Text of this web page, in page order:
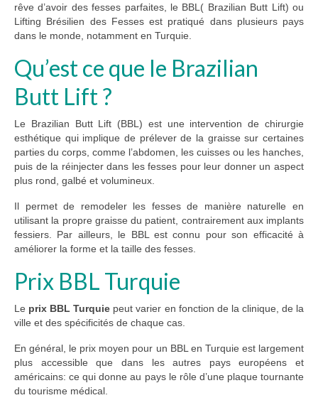
rêve d’avoir des fesses parfaites, le BBL( Brazilian Butt Lift) ou
Lifting Brésilien des Fesses est pratiqué dans plusieurs pays
dans le monde, notamment en Turquie.
Qu’est ce que le Brazilian
Butt Lift ?
Le Brazilian Butt Lift (BBL) est une intervention de chirurgie
esthétique qui implique de prélever de la graisse sur certaines
parties du corps, comme l’abdomen, les cuisses ou les hanches,
puis de la réinjecter dans les fesses pour leur donner un aspect
plus rond, galbé et volumineux.
Il permet de remodeler les fesses de manière naturelle en
utilisant la propre graisse du patient, contrairement aux implants
fessiers. Par ailleurs, le BBL est connu pour son efficacité à
améliorer la forme et la taille des fesses.
Prix BBL Turquie
Le prix BBL Turquie peut varier en fonction de la clinique, de la
ville et des spécificités de chaque cas.
En général, le prix moyen pour un BBL en Turquie est largement
plus accessible que dans les autres pays européens et
américains: ce qui donne au pays le rôle d’une plaque tournante
du tourisme médical.